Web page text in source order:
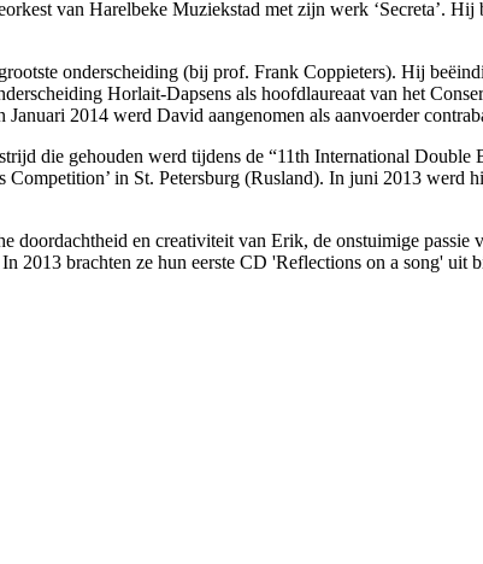
van Harelbeke Muziekstad met zijn werk ‘Secreta’. Hij
onderscheiding (bij prof. Frank Coppieters). Hij
Horlait-Dapsens als hoofdlaureaat van het
2014 werd David aangenomen als aanvoerder
die gehouden werd tijdens de “11th International
in St. Petersburg (Rusland). In juni 2013 werd
en creativiteit van Erik, de onstuimige passie
2013 brachten ze hun eerste CD 'Reflections on a song'